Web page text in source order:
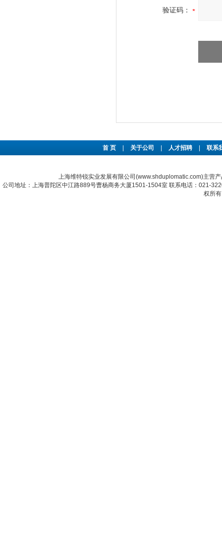
验证码：
首 页 关于公司 人才招聘 联系
上海维特锐实业发展有限公司(www.shduplomatic.com)主营
公司地址：上海普陀区中江路889号曹杨商务大厦1501-1504室 联系电话：021-
权所